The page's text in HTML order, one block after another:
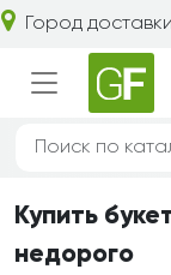
Город
Купить
недорого